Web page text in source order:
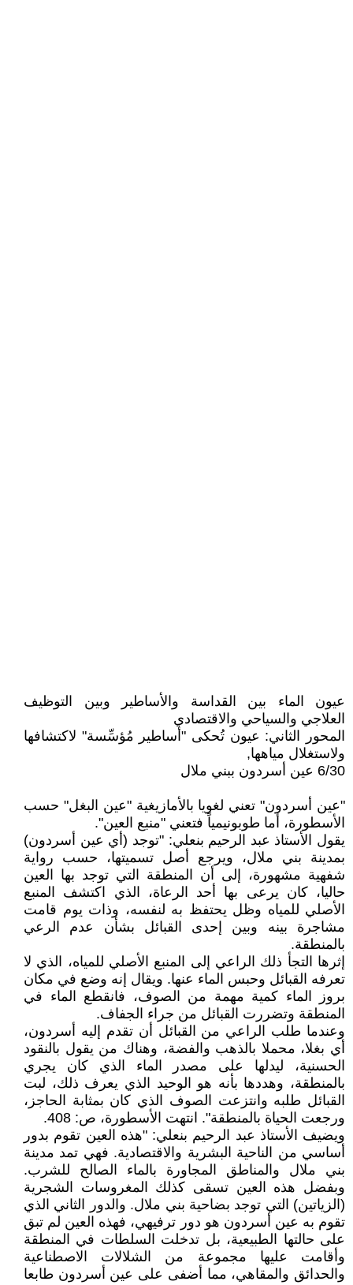
عيون الماء بين القداسة والأساطير وبين التوظيف
العلاجي والسياحي والاقتصادي
المحور الثاني: عيون تُحكى "أساطير مُؤسِّسة" لاكتشافها
ولاستغلال مياهها,
6/30 عين أسردون ببني ملال
"عين أسردون" تعني لغويا بالأمازيغية "عين البغل" حسب
الأسطورة، أما طوبونيمياً فتعني "منبع العين".
يقول الأستاذ عبد الرحيم بنعلي: "توجد (أي عين أسردون)
بمدينة بني ملال، ويرجع أصل تسميتها، حسب رواية
شفهية مشهورة، إلى أن المنطقة التي توجد بها العين
حاليا، كان يرعى بها أحد الرعاة، الذي اكتشف المنبع
الأصلي للمياه وظل يحتفظ به لنفسه، وذات يوم قامت
مشاجرة بينه وبين إحدى القبائل بشأن عدم الرعي
بالمنطقة.
إثرها التجأ ذلك الراعي إلى المنبع الأصلي للمياه، الذي لا
تعرفه القبائل وحبس الماء عنها. ويقال إنه وضع في مكان
بروز الماء كمية مهمة من الصوف، فانقطع الماء في
المنطقة وتضررت القبائل من جراء الجفاف.
وعندما طلب الراعي من القبائل أن تقدم إليه أسردون،
أي بغلا، محملا بالذهب والفضة، وهناك من يقول بالنقود
الحسنية، ليدلها على مصدر الماء الذي كان يجري
بالمنطقة، وهددها بأنه هو الوحيد الذي يعرف ذلك، لبت
القبائل طلبه وانتزعت الصوف الذي كان بمثابة الحاجز،
ورجعت الحياة بالمنطقة". انتهت الأسطورة، ص: 408.
ويضيف الأستاذ عبد الرحيم بنعلي: "هذه العين تقوم بدور
أساسي من الناحية البشرية والاقتصادية. فهي تمد مدينة
بني ملال والمناطق المجاورة بالماء الصالح للشرب.
وبفضل هذه العين تسقى كذلك المغروسات الشجرية
(الزياتين) التي توجد بضاحية بني ملال. والدور الثاني الذي
تقوم به عين أسردون هو دور ترفيهي، فهذه العين لم تبق
على حالتها الطبيعية، بل تدخلت السلطات في المنطقة
وأقامت عليها مجموعة من الشلالات الاصطناعية
والحدائق والمقاهي، مما أضفى على عين أسردون طابعا